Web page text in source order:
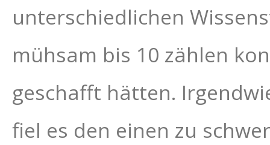
unterschiedlichen
mühsam bis 10 zählen
geschafft hätten.
fiel es den einen zu